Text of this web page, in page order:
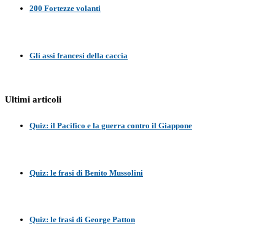
200 Fortezze volanti
Gli assi francesi della caccia
Ultimi articoli
Quiz: il Pacifico e la guerra contro il Giappone
Quiz: le frasi di Benito Mussolini
Quiz: le frasi di George Patton